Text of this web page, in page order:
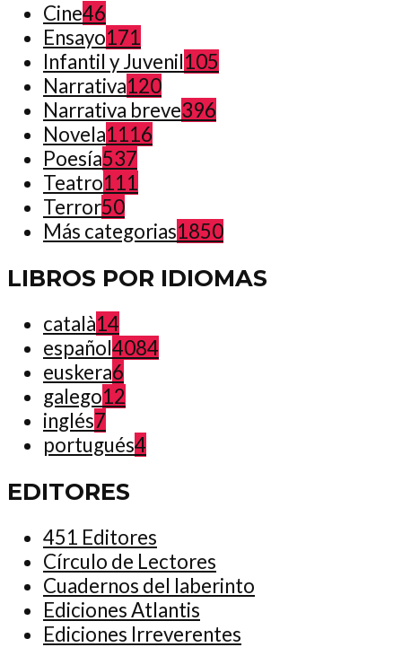
Cine46
Ensayo171
Infantil y Juvenil105
Narrativa120
Narrativa breve396
Novela1116
Poesía537
Teatro111
Terror50
Más categorias1850
LIBROS POR IDIOMAS
català14
español4084
euskera6
galego12
inglés7
portugués4
EDITORES
451 Editores
Círculo de Lectores
Cuadernos del laberinto
Ediciones Atlantis
Ediciones Irreverentes